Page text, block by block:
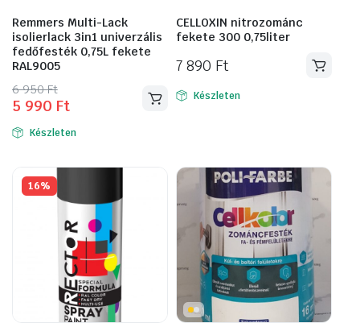
Remmers Multi-Lack
isolierlack 3in1 univerzális
fedőfesték 0,75L fekete
RAL9005
6 950Ft
Original
price
was:
950 Ft.
5 990 Ft
Current
price
is:
990 Ft.
Készleten
CELLOXIN nitrozománc
fekete 300 0,75liter
7 890 Ft
Készleten
16%